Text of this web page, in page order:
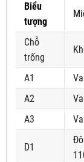
Biểu
tượng
Chỗ
trống
A1
A2
A3
D1